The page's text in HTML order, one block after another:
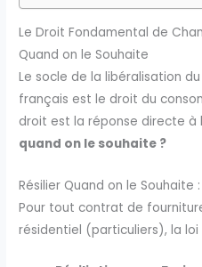
Le Droit Fondamental de
Quand on le Souhaite
Le socle de la libéralisation
français est le droit du
droit est la réponse directe à
quand on le souhaite ?
Résilier Quand on le Souhaite :
Pour tout contrat de
résidentiel (particuliers), la